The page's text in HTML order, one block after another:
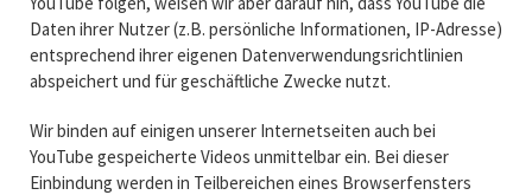
Daten ihrer Nutzer (z.B. persönliche Informationen, IP-Adresse)
entsprechend ihrer eigenen Datenverwendungsrichtlinien
abspeichert und für geschäftliche Zwecke nutzt.
Wir binden auf einigen unserer Internetseiten auch bei
YouTube gespeicherte Videos unmittelbar ein. Bei dieser
Einbindung werden in Teilbereichen eines Browserfensters